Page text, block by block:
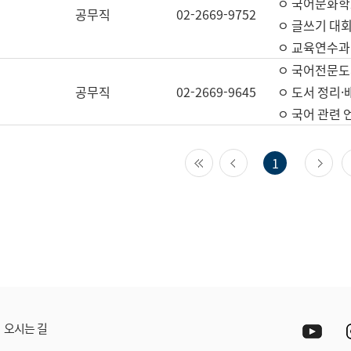
공무직 02-2669-9752
ㅇ 글쓰기 대
ㅇ 교육연수
공무직 02-2669-9645
ㅇ 국어전문
ㅇ 도서 정리
ㅇ 국어 관련
첫 페이지이전 페이지
1 다
오시는 길